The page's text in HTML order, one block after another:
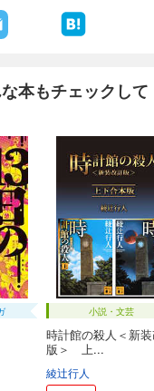
本もチェックして
小説・文芸
時計館の殺人＜新
版＞ 上...
綾辻行人